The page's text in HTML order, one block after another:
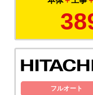
フルオート